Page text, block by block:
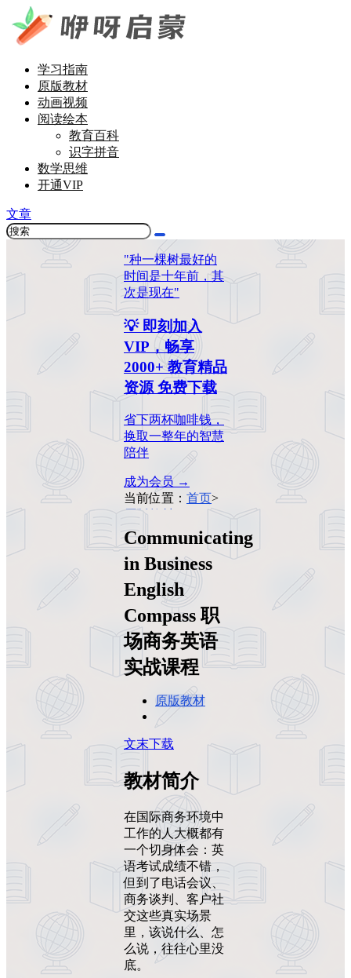
学习指南
原版教材
动画视频
阅读绘本
教育百科
识字拼音
数学思维
开通VIP
文章
"种一棵树最好的
时间是十年前，其
次是现在"
💡 即刻加入
VIP，畅享
2000+ 教育精品
资源 免费下载
省下两杯咖啡钱，
换取一整年的智慧
陪伴
成为会员 →
当前位置： 首页>
原版教材
>Communicating in
Business English
Compass 职场商务
英语实战课程
Communicating
in Business
English
Compass 职
场商务英语
实战课程
原版教材
文末下载
教材简介
在国际商务环境中
工作的人大概都有
一个切身体会：英
语考试成绩不错，
但到了电话会议、
商务谈判、客户社
交这些真实场景
里，该说什么、怎
么说，往往心里没
底。